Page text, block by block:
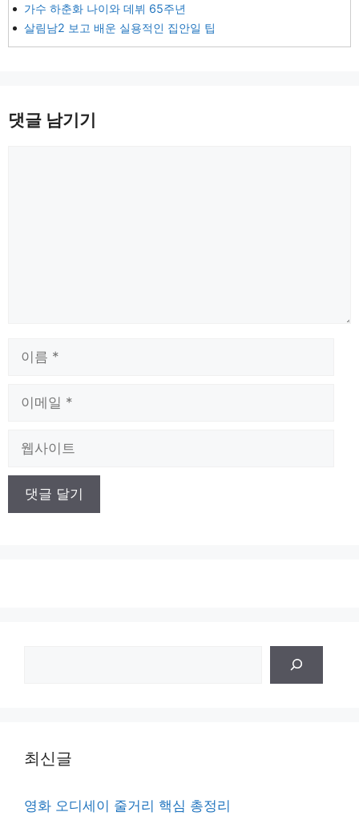
가수 하춘화 나이와 데뷔 65주년
살림남2 보고 배운 실용적인 집안일 팁
댓글 남기기
최신글
영화 오디세이 줄거리 핵심 총정리